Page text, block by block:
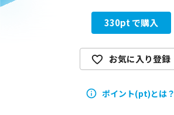
330pt で購入
お気に入り登録
ポイント(pt)とは？